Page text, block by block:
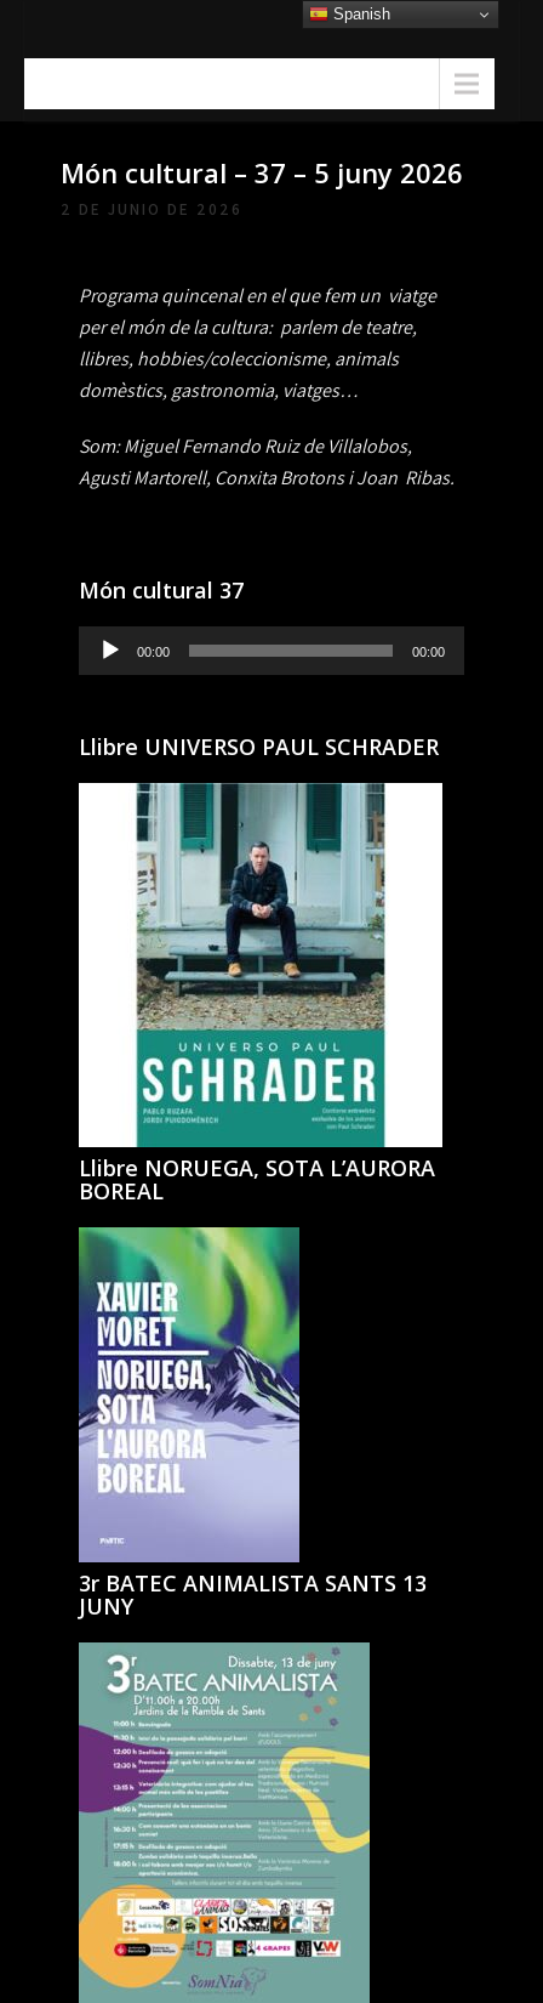
Món cultural – 37 – 5 juny 2026
2 DE JUNIO DE 2026
Programa quincenal en el que fem un viatge
per el món de la cultura: parlem de teatre,
llibres, hobbies/coleccionisme, animals
domèstics, gastronomia, viatges…
Som: Miguel Fernando Ruiz de Villalobos,
Agusti Martorell, Conxita Brotons i Joan Ribas.
Món cultural 37
Reproductor
de
00:00 00:00
Llibre UNIVERSO PAUL SCHRADER
Llibre NORUEGA, SOTA L’AURORA
BOREAL
3r BATEC ANIMALISTA SANTS 13
JUNY
Spanish